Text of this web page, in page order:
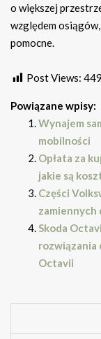
o większej
względem
pomocne.
Post Views: 449
Powiązane wpisy:
Wynajem
mobilności
Opłata za
jakie są
Części
zamiennych
Skoda
rozwiązania
Octavii